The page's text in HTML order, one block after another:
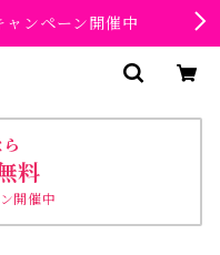
ンペーン開催中
料
開催中